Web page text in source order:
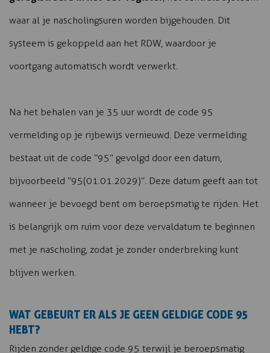
waar al je nascholingsuren worden bijgehouden. Dit
systeem is gekoppeld aan het RDW, waardoor je
voortgang automatisch wordt verwerkt.
Na het behalen van je 35 uur wordt de code 95
vermelding op je rijbewijs vernieuwd. Deze vermelding
bestaat uit de code “95” gevolgd door een datum,
bijvoorbeeld “95(01.01.2029)”. Deze datum geeft aan tot
wanneer je bevoegd bent om beroepsmatig te rijden. Het
is belangrijk om ruim voor deze vervaldatum te beginnen
met je nascholing, zodat je zonder onderbreking kunt
blijven werken.
WAT GEBEURT ER ALS JE GEEN GELDIGE CODE 95
HEBT?
Rijden zonder geldige code 95 terwijl je beroepsmatig